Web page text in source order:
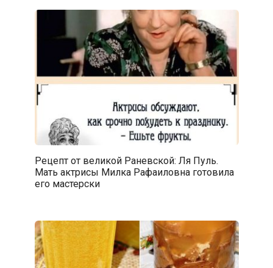
Рецепт от великой Раневской: Ля Пуль.
Мать актрисы Милка Рафаиловна готовила
его мастерски